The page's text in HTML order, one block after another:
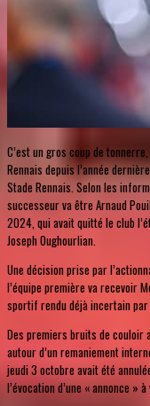
C’est un gros coup de
Rennais depuis l’année
Stade Rennais. Selon les
successeur va être Arnaud
2024, qui avait quitté le club
Joseph Oughourlian.
Une décision prise par
l’équipe première va recevoir
sportif rendu déjà incertain par
Des premiers bruits de couloir
autour d’un remaniement
jeudi 3 octobre avait été
l’évocation d’une « annonce » à